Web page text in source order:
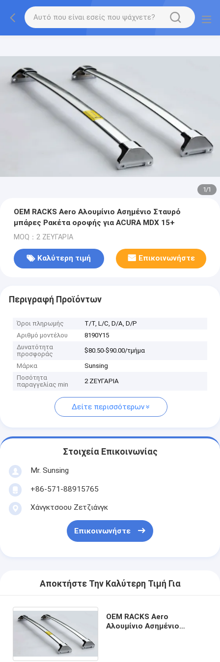
1/1
OEM RACKS Aero Αλουμίνιο Ασημένιο Σταυρό
μπάρες Ρακέτα οροφής για ACURA MDX 15+
MOQ：2 ΖΕΥΓΑΡΙΑ
Καλύτερη τιμή Επικοινωνήστε
Περιγραφή Προϊόντων
Όροι πληρωμής
Τ/Τ, L/C, D/A, D/P
Αριθμό μοντέλου
8190Y15
Δυνατότητα
προσφοράς
$80.50-$90.00/τμήμα
Μάρκα
Sunsing
Ποσότητα
παραγγελίας min
2 ΖΕΥΓΑΡΙΑ
Δείτε περισσότερων
Στοιχεία Επικοινωνίας
Mr. Sunsing
+86-571-88915765
Χάνγκτσοου Ζετζιάνγκ
Επικοινωνήστε
Αποκτήστε Την Καλύτερη Τιμή Για
OEM RACKS Aero
Αλουμίνιο Ασημένιο